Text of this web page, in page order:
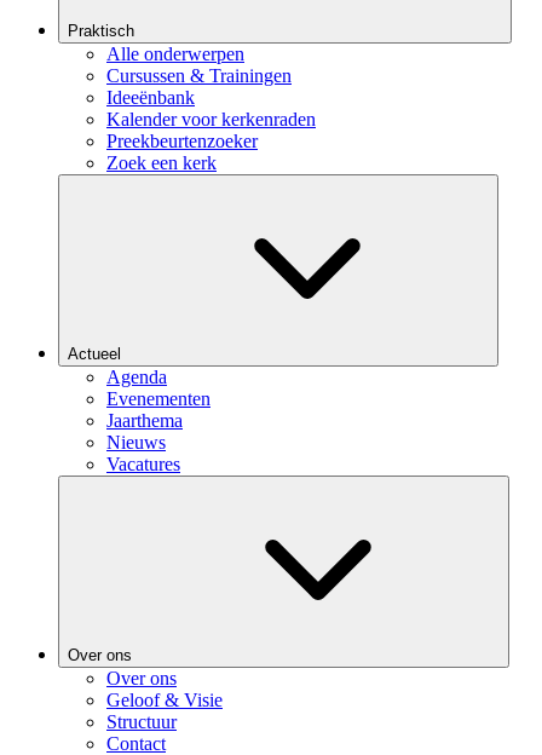
Praktisch
Alle onderwerpen
Cursussen & Trainingen
Ideeënbank
Kalender voor kerkenraden
Preekbeurtenzoeker
Zoek een kerk
Actueel
Agenda
Evenementen
Jaarthema
Nieuws
Vacatures
Over ons
Over ons
Geloof & Visie
Structuur
Contact